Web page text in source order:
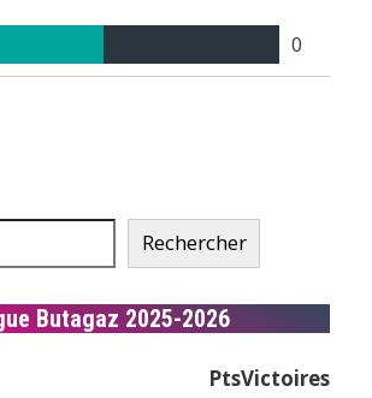
0
Rechercher
Butagaz 2025-2026
PtsVictoires